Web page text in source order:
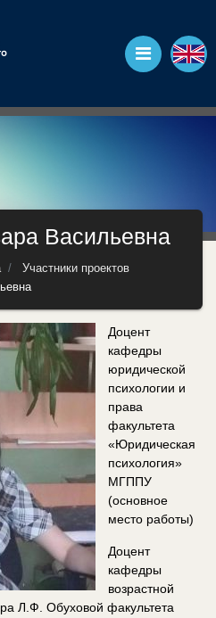
Васильевна
Участники проектов
Доцент
кафедры
юридической
психологии и
права
факультета
«Юридическая
психология»
МГППУ
(основное
место работы)
Доцент
кафедры
возрастной
Л.Ф. Обуховой факультета